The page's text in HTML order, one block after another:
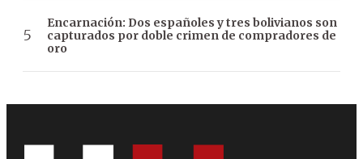
Encarnación: Dos españoles y tres bolivianos son
capturados por doble crimen de compradores de
oro